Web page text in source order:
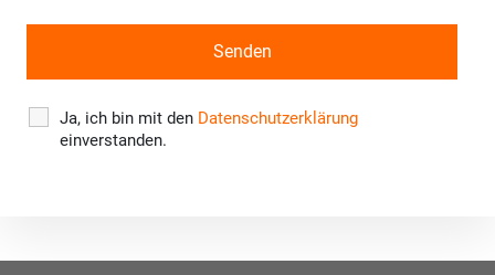
Ja, ich bin mit den Datenschutzerklärung
einverstanden.